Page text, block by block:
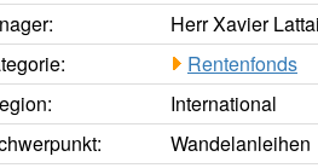
Herr Xavier
Rentenfonds
International
Wandelanleihen